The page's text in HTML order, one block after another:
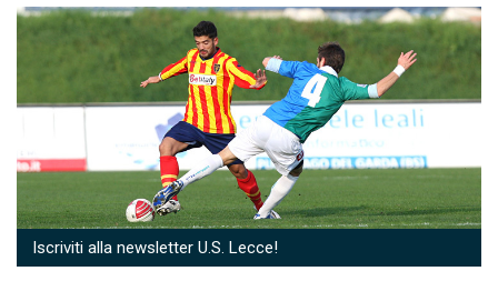
Iscriviti alla newsletter U.S. Lecce!